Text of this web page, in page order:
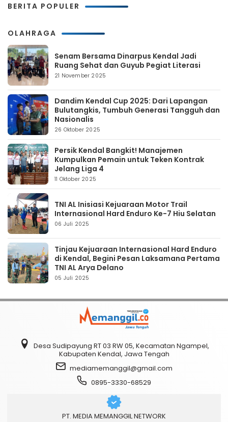
BERITA POPULER
OLAHRAGA
Senam Bersama Dinarpus Kendal Jadi
Ruang Sehat dan Guyub Pegiat Literasi
21 November 2025
Dandim Kendal Cup 2025: Dari Lapangan
Bulutangkis, Tumbuh Generasi Tangguh dan
Nasionalis
26 Oktober 2025
Persik Kendal Bangkit! Manajemen
Kumpulkan Pemain untuk Teken Kontrak
Jelang Liga 4
11 Oktober 2025
TNI AL Inisiasi Kejuaraan Motor Trail
Internasional Hard Enduro Ke-7 Hiu Selatan
06 Juli 2025
Tinjau Kejuaraan Internasional Hard Enduro
di Kendal, Begini Pesan Laksamana Pertama
TNI AL Arya Delano
05 Juli 2025
Desa Sudipayung RT 03 RW 05, Kecamatan Ngampel,
Kabupaten Kendal, Jawa Tengah
mediamemanggil@gmail.com
0895-3330-68529
PT. MEDIA MEMANGGIL NETWORK